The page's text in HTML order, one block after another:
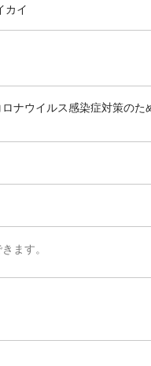
カイ
ナウイルス感染症対策のた
ます。